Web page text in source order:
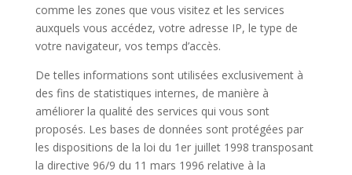
comme les zones que vous visitez et les services
auxquels vous accédez, votre adresse IP, le type de
votre navigateur, vos temps d’accès.
De telles informations sont utilisées exclusivement à
des fins de statistiques internes, de manière à
améliorer la qualité des services qui vous sont
proposés. Les bases de données sont protégées par
les dispositions de la loi du 1er juillet 1998 transposant
la directive 96/9 du 11 mars 1996 relative à la